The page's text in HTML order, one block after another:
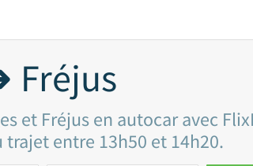
Fréjus
et Fréjus en autocar avec
trajet entre 13h50 et 14h20.